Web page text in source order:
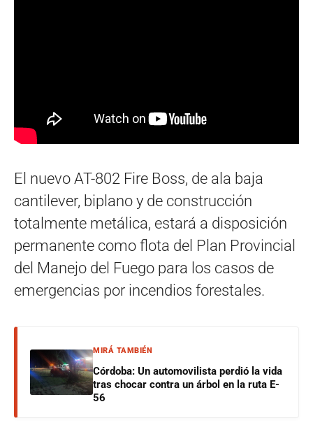
El nuevo AT-802 Fire Boss, de ala baja
cantilever, biplano y de construcción
totalmente metálica, estará a disposición
permanente como flota del Plan Provincial
del Manejo del Fuego para los casos de
emergencias por incendios forestales.
MIRÁ TAMBIÉN
Córdoba: Un automovilista perdió la vida
tras chocar contra un árbol en la ruta E-
56